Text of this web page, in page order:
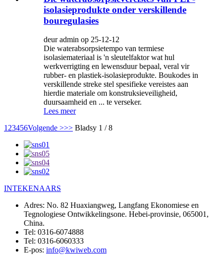
isolasieprodukte onder verskillende
bouregulasies
deur admin op 25-12-12
Die waterabsorpsietempo van termiese
isolasiemateriaal is 'n sleutelfaktor wat hul
werkverrigting en lewensduur bepaal, veral vir
rubber- en plastiek-isolasieprodukte. Boukodes in
verskillende streke stel spesifieke vereistes aan
hierdie materiale om konstruksieveiligheid,
duursaamheid en ... te verseker.
Lees meer
1 23456Volgende >>> Bladsy 1 / 8
INTEKENAARS
Adres: No. 82 Huaxiangweg, Langfang Ekonomiese en
Tegnologiese Ontwikkelingsone. Hebei-provinsie, 065001,
China.
Tel: 0316-6074888
Tel: 0316-6060333
E-pos: info@kwiweb.com